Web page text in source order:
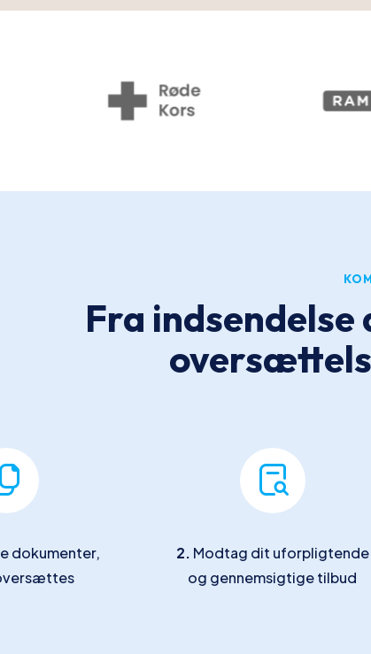
Fra
dokumenter,
2. Modtag dit uforpligtende
og gennemsigtige tilbud